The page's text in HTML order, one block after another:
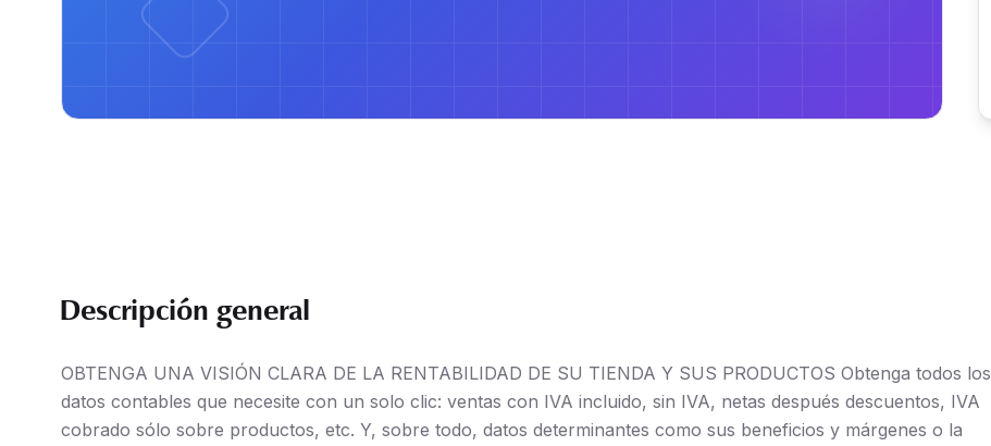
Descripción general
OBTENGA UNA VISIÓN CLARA DE LA RENTABILIDAD DE SU TIENDA Y SUS PRODUCTOS Obtenga todos los
datos contables que necesite con un solo clic: ventas con IVA incluido, sin IVA, netas después descuentos, IVA
cobrado sólo sobre productos, etc. Y, sobre todo, datos determinantes como sus beneficios y márgenes o la